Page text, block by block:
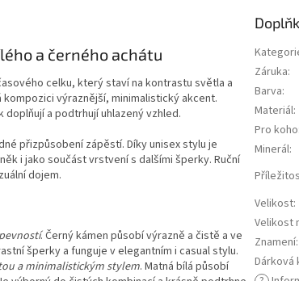
a černého achátu
celku, který staví na kontrastu světla a
výraznější, minimalistický akcent.
a podtrhují uhlazený vzhled.
přizpůsobení zápěstí. Díky unisex stylu je
i jako součást vrstvení s dalšími šperky. Ruční
dojem.
. Černý kámen působí výrazně a čistě a ve
šperky a funguje v elegantním i casual stylu.
a minimalistickým stylem. Matná bílá působí
Záruka:
Barva:
Materiál:
Pro koho
Minerál:
Velikost:
Velikost
Znamení:
Dárková